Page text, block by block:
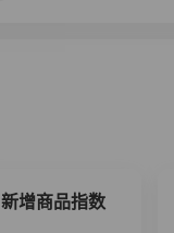
新增商品指数